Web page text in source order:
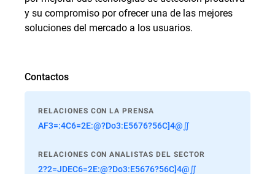
y su compromiso por ofrecer una de las mejores
soluciones del mercado a los usuarios.
Contactos
RELACIONES CON LA PRENSA
AF3=:4C6=2E:@?Do3:E5676?56C]4@∬
RELACIONES CON ANALISTAS DEL SECTOR
2?2=JDEC6=2E:@?Do3:E5676?56C]4@∬